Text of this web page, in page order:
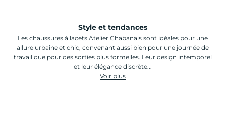
Style et tendances
Les chaussures à lacets Atelier Chabanais sont idéales pour une
allure urbaine et chic, convenant aussi bien pour une journée de
travail que pour des sorties plus formelles. Leur design intemporel
et leur élégance discrète...
Voir plus